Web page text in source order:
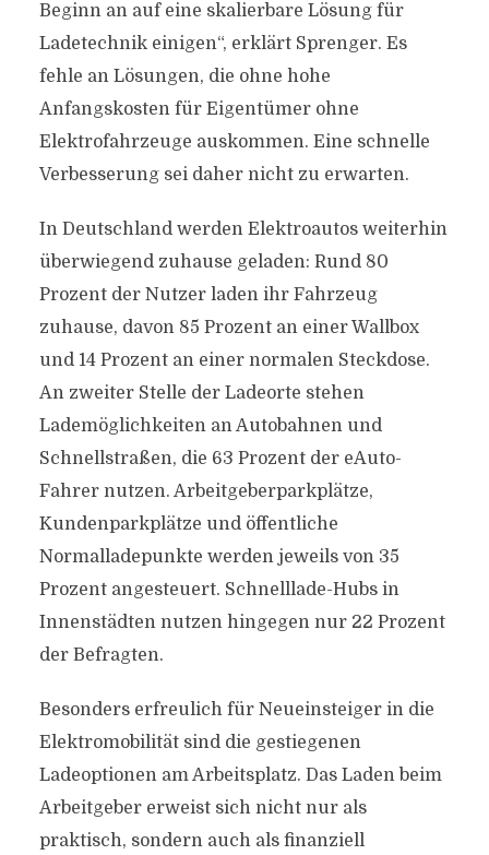
Beginn an auf eine skalierbare Lösung für
Ladetechnik einigen“, erklärt Sprenger. Es
fehle an Lösungen, die ohne hohe
Anfangskosten für Eigentümer ohne
Elektrofahrzeuge auskommen. Eine schnelle
Verbesserung sei daher nicht zu erwarten.
In Deutschland werden Elektroautos weiterhin
überwiegend zuhause geladen: Rund 80
Prozent der Nutzer laden ihr Fahrzeug
zuhause, davon 85 Prozent an einer Wallbox
und 14 Prozent an einer normalen Steckdose.
An zweiter Stelle der Ladeorte stehen
Lademöglichkeiten an Autobahnen und
Schnellstraßen, die 63 Prozent der eAuto-
Fahrer nutzen. Arbeitgeberparkplätze,
Kundenparkplätze und öffentliche
Normalladepunkte werden jeweils von 35
Prozent angesteuert. Schnelllade-Hubs in
Innenstädten nutzen hingegen nur 22 Prozent
der Befragten.
Besonders erfreulich für Neueinsteiger in die
Elektromobilität sind die gestiegenen
Ladeoptionen am Arbeitsplatz. Das Laden beim
Arbeitgeber erweist sich nicht nur als
praktisch, sondern auch als finanziell